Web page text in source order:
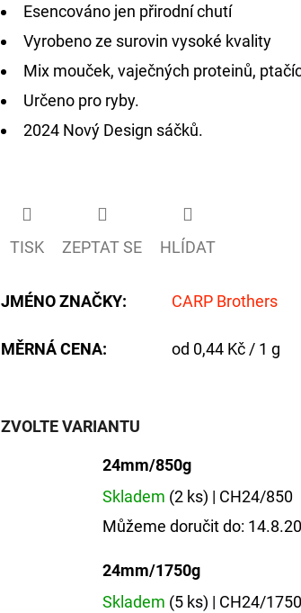
Esencováno jen přirodní chutí
Vyrobeno ze surovin vysoké kvality
Mix mouček, vaječných proteinů,
Určeno pro ryby.
2024 Nový Design sáčků.
TISK ZEPTAT SE HLÍDAT
JMÉNO ZNAČKY: CARP Brothers
MĚRNÁ CENA:
Měrná
od 0,44 Kč / 1 g
ZVOLTE VARIANTU
24mm/850g
Skladem (2 ks) | CH24/850
Můžeme doručit do:
24mm/1750g
Skladem (5 ks) | CH24/1750